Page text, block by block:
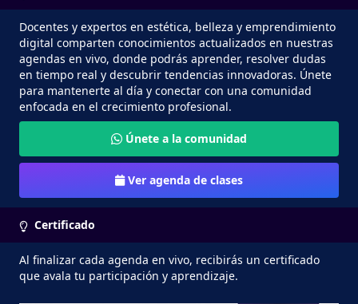
Docentes y expertos en estética, belleza y emprendimiento
digital comparten conocimientos actualizados en nuestras
agendas en vivo, donde podrás aprender, resolver dudas
en tiempo real y descubrir tendencias innovadoras. Únete
para mantenerte al día y conectar con una comunidad
enfocada en el crecimiento profesional.
Únete a la comunidad
Ver agenda de clases
Certificado
Al finalizar cada agenda en vivo, recibirás un certificado
que avala tu participación y aprendizaje.